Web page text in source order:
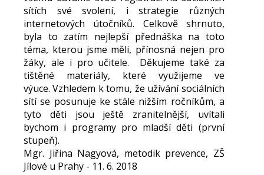
sítích své svolení, i strategie různých
internetových útočníků. Celkově shrnuto,
byla to zatím nejlepší přednáška na toto
téma, kterou jsme měli, přínosná nejen pro
žáky, ale i pro učitele. Děkujeme také za
tištěné materiály, které využijeme ve
výuce. Vzhledem k tomu, že užívání sociálních
sítí se posunuje ke stále nižším ročníkům, a
tyto děti jsou ještě zranitelnější, uvítali
bychom i programy pro mladší děti (první
stupeň).
Mgr. Jiřina Nagyová, metodik prevence, ZŠ
Jílové u Prahy - 11. 6. 2018